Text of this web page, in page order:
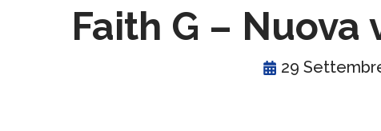
Faith G – Nuova
29